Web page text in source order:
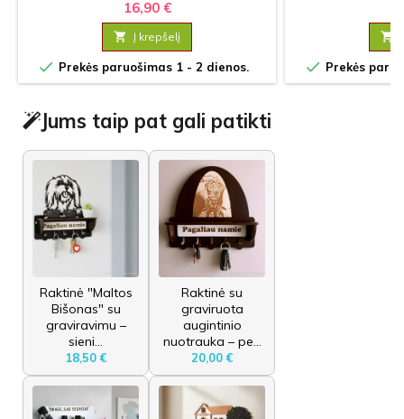
16,90 €
 Į krepšelį
 Prekės paruošimas 1 - 2 dienos.

 Prekės
Jums taip pat gali patikti
Raktinė "Maltos
Bišonas" su
graviravimu –
sieni...
18,50 €
Raktinė su
graviruota
augintinio
nuotrauka – pe...
20,00 €